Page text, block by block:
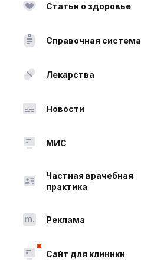
Статьи о здоровье
Справочная система
Лекарства
Новости
МИС
Частная врачебная
практика
Реклама
Сайт для клиники